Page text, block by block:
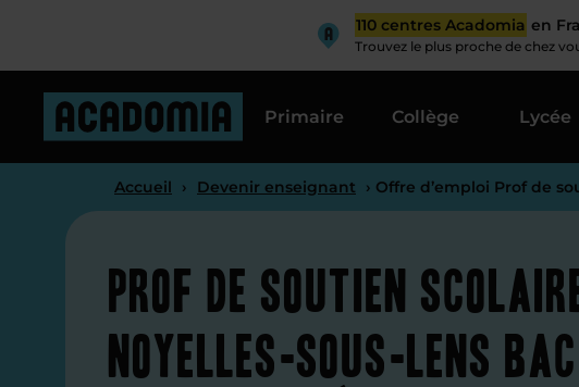
110 centres Acadomia en
Trouvez le plus proche de chez
Primaire Collège Lycée
Accueil › Devenir enseignant › Offre d’emploi Prof de
Prof de soutien
Noyelles-sous-Lens